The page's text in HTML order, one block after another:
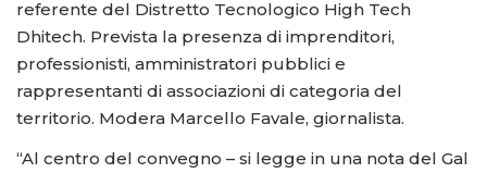
referente del Distretto Tecnologico High Tech
Dhitech. Prevista la presenza di imprenditori,
professionisti, amministratori pubblici e
rappresentanti di associazioni di categoria del
territorio. Modera Marcello Favale, giornalista.
“Al centro del convegno – si legge in una nota del Gal